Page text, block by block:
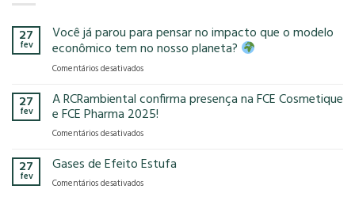
27
fev
Você já parou para pensar no impacto que o modelo
econômico tem no nosso planeta?
Comentários desativadosem
já
parou
para
pensar
impacto
o
27
fev
A RCRambiental confirma presença na FCE Cosmetique
e FCE Pharma 2025!
Comentários desativadosem
RCRambiental
presença
27
fev
Gases de Efeito Estufa
Comentários desativadosem